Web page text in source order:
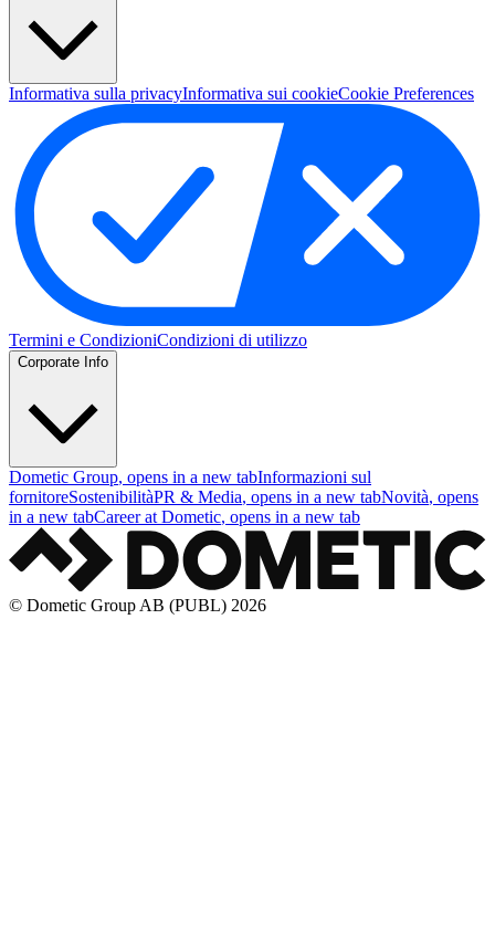
Informativa sulla privacyInformativa sui cookieCookie Preferences
Termini e CondizioniCondizioni di utilizzo
Corporate Info
Dometic Group, opens in a new tabInformazioni sul
fornitoreSostenibilitàPR & Media, opens in a new tabNovità, opens
in a new tabCareer at Dometic, opens in a new tab
© Dometic Group AB (PUBL) 2026